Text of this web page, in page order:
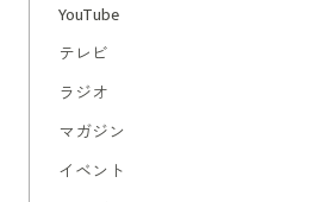
YouTube
テレビ
ラジオ
マガジン
イベント